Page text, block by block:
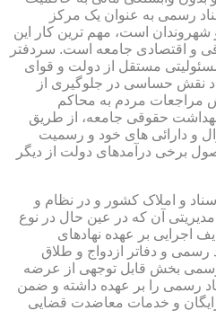
رسمی به عنوان یک مرکز
است، مهم ترین کار این
و اقتصادی جامعه است. سردفتر
مستقل از دولت و قوای
نقش حساسی در جلوگیری از
مراجعات مردم به محاکم
حقوقی جامعه، از طریق
و دارائی های خود و رسمیت
برخی درآمدهای دولت از دیگر
و املاک کشور و در نظام و
آن که در عین حال در نوع
اجرایی بر عهده نهادهای
و دفاتر ازدواج و طلاق
بخش قابل توجهی از عرضه
رسمی را بر عهده داشته و ضمن
رایگان و خدمات معاضدت قضایی